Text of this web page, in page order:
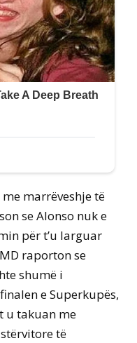
marrëveshje të
se Alonso nuk e
për t’u larguar
raporton se
shumë i
e Superkupës,
u takuan me
të